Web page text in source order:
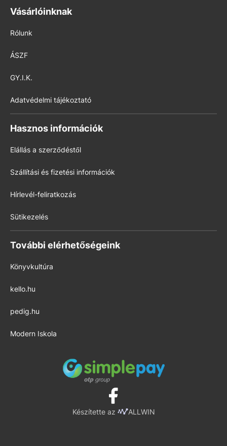
Vásárlóinknak
Rólunk
ÁSZF
GY.I.K.
Adatvédelmi tájékoztató
Hasznos információk
Elállás a szerződéstől
Szállítási és fizetési információk
Hírlevél-feliratkozás
Sütikezelés
További elérhetőségeink
Könyvkultúra
kello.hu
pedig.hu
Modern Iskola
Készítette az ALLWIN